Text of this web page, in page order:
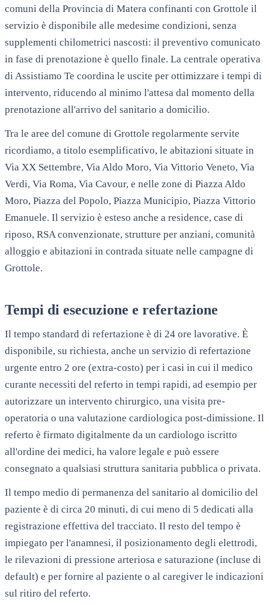
comuni della Provincia di Matera confinanti con Grottole il
servizio è disponibile alle medesime condizioni, senza
supplementi chilometrici nascosti: il preventivo comunicato
in fase di prenotazione è quello finale. La centrale operativa
di Assistiamo Te coordina le uscite per ottimizzare i tempi di
intervento, riducendo al minimo l'attesa dal momento della
prenotazione all'arrivo del sanitario a domicilio.
Tra le aree del comune di Grottole regolarmente servite
ricordiamo, a titolo esemplificativo, le abitazioni situate in
Via XX Settembre, Via Aldo Moro, Via Vittorio Veneto, Via
Verdi, Via Roma, Via Cavour, e nelle zone di Piazza Aldo
Moro, Piazza del Popolo, Piazza Municipio, Piazza Vittorio
Emanuele. Il servizio è esteso anche a residence, case di
riposo, RSA convenzionate, strutture per anziani, comunità
alloggio e abitazioni in contrada situate nelle campagne di
Grottole.
Tempi di esecuzione e refertazione
Il tempo standard di refertazione è di 24 ore lavorative. È
disponibile, su richiesta, anche un servizio di refertazione
urgente entro 2 ore (extra-costo) per i casi in cui il medico
curante necessiti del referto in tempi rapidi, ad esempio per
autorizzare un intervento chirurgico, una visita pre-
operatoria o una valutazione cardiologica post-dimissione. Il
referto è firmato digitalmente da un cardiologo iscritto
all'ordine dei medici, ha valore legale e può essere
consegnato a qualsiasi struttura sanitaria pubblica o privata.
Il tempo medio di permanenza del sanitario al domicilio del
paziente è di circa 20 minuti, di cui meno di 5 dedicati alla
registrazione effettiva del tracciato. Il resto del tempo è
impiegato per l'anamnesi, il posizionamento degli elettrodi,
le rilevazioni di pressione arteriosa e saturazione (incluse di
default) e per fornire al paziente o al caregiver le indicazioni
sul ritiro del referto.